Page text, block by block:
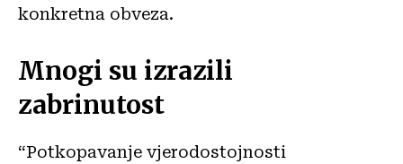
konkretna obveza.
Mnogi su izrazili
zabrinutost
“Potkopavanje vjerodostojnosti